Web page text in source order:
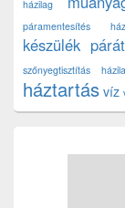
házilag
páramentesítés
készülék
szőnyegtisztítás
háztartás víz